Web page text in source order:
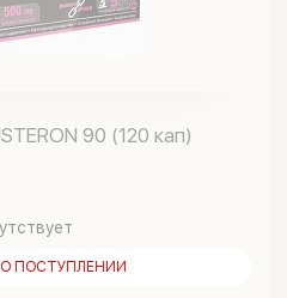
90 (120 кап)
ПОСТУПЛЕНИИ